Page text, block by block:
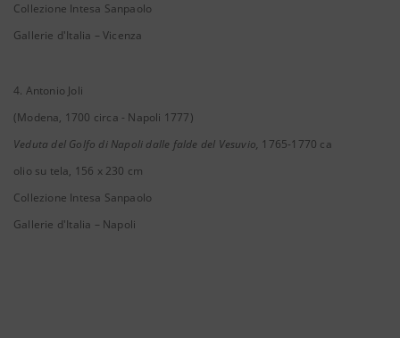
Collezione Intesa Sanpaolo
Gallerie d'Italia – Vicenza
4. Antonio Joli
(Modena, 1700 circa - Napoli 1777)
Veduta del Golfo di Napoli dalle falde del Vesuvio, 1765-1770 ca
olio su tela, 156 x 230 cm
Collezione Intesa Sanpaolo
Gallerie d'Italia – Napoli